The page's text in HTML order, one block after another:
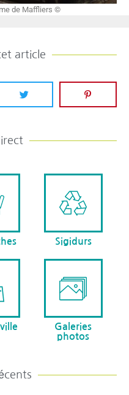
de Maffliers ©
article
Sigidurs
Galeries
photos